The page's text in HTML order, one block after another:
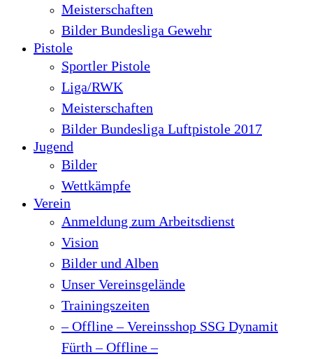
Meisterschaften
Bilder Bundesliga Gewehr
Pistole
Sportler Pistole
Liga/RWK
Meisterschaften
Bilder Bundesliga Luftpistole 2017
Jugend
Bilder
Wettkämpfe
Verein
Anmeldung zum Arbeitsdienst
Vision
Bilder und Alben
Unser Vereinsgelände
Trainingszeiten
– Offline – Vereinsshop SSG Dynamit
Fürth – Offline –